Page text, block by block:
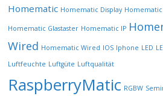
w
h
l
w
e
Homematic Homematic Display Homematic
Homematic Glastaster Homematic IP
Wired Homematic Wired IOS Iphone LED
Luftfeuchte Luftgüte Luftqualität
RaspberryMatic RGBW